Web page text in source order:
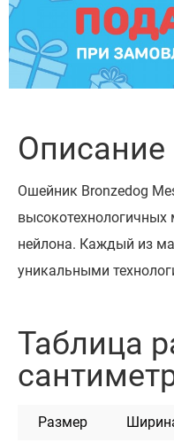
Описание
Ошейник Bronzedog
высокотехнологичных
нейлона. Каждый из
уникальными
условиях. Ошейники
устойчивостью к
деформация или
Таблица
Размер